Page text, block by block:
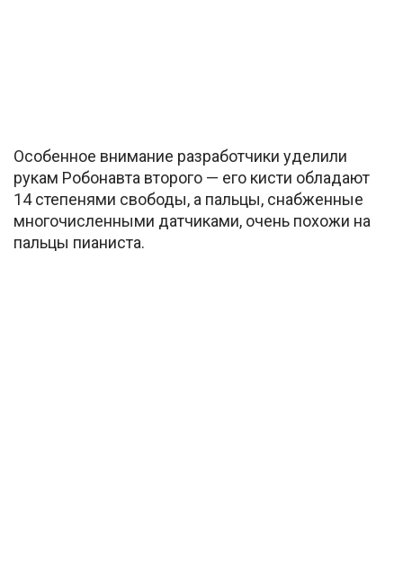
Особенное внимание разработчики уделили
рукам Робонавта второго — его кисти обладают
14 степенями свободы, а пальцы, снабженные
многочисленными датчиками, очень похожи на
пальцы пианиста.